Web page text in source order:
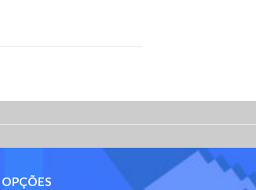
OPÇÕES